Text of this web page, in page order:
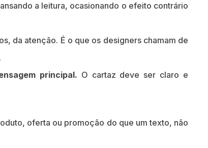
a leitura, ocasionando o efeito contrário
da atenção. É o que os designers chamam de
principal. O cartaz deve ser claro e
oferta ou promoção do que um texto, não